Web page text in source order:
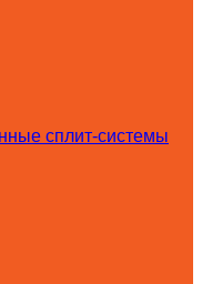
сплит-системы